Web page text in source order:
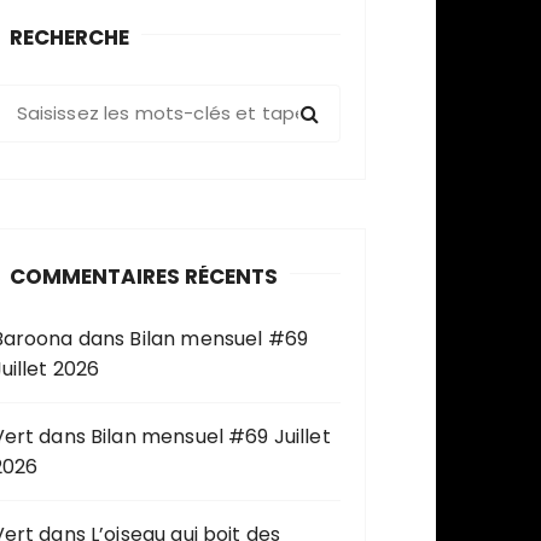
RECHERCHE
COMMENTAIRES RÉCENTS
dans Bilan mensuel #69
2026
dans Bilan mensuel #69 Juillet
dans L’oiseau qui boit des